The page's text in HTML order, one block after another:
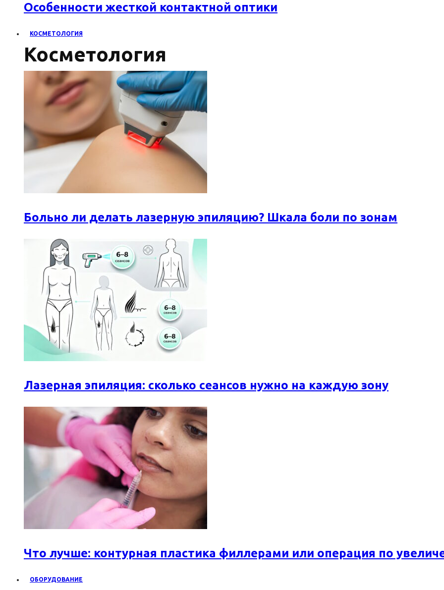
Особенности жесткой контактной оптики
КОСМЕТОЛОГИЯ
Косметология
Больно ли делать лазерную эпиляцию? Шкала боли по зонам
Лазерная эпиляция: сколько сеансов нужно на каждую зону
Что лучше: контурная пластика филлерами или операция по
ОБОРУДОВАНИЕ